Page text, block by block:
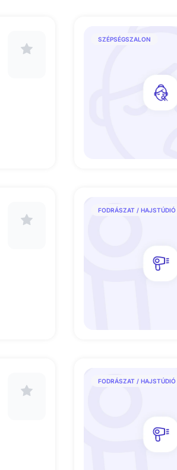
SZÉPSÉGSZALON
FODRÁSZAT / HAJSTÚDIÓ
FODRÁSZAT / HAJSTÚDIÓ